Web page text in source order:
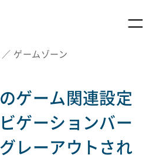
ゲームゾーン
ゲーム関連設定
ゲーションバー
レーアウトされ